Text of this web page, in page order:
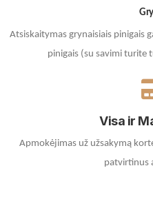
Atsiskaitymas grynaisiais pinigais
pinigais (su savimi turite
Visa ir
Apmokėjimas už užsakymą
patvirtinus